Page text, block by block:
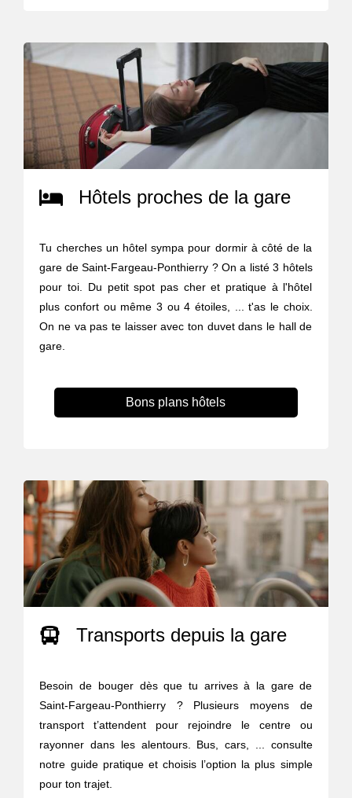
Hôtels proches de la gare
Tu cherches un hôtel sympa pour dormir à côté de la
gare de Saint-Fargeau-Ponthierry ? On a listé 3 hôtels
pour toi. Du petit spot pas cher et pratique à l'hôtel
plus confort ou même 3 ou 4 étoiles, ... t'as le choix.
On ne va pas te laisser avec ton duvet dans le hall de
gare.
Bons plans hôtels
Transports depuis la gare
Besoin de bouger dès que tu arrives à la gare de
Saint-Fargeau-Ponthierry ? Plusieurs moyens de
transport t’attendent pour rejoindre le centre ou
rayonner dans les alentours. Bus, cars, ... consulte
notre guide pratique et choisis l’option la plus simple
pour ton trajet.